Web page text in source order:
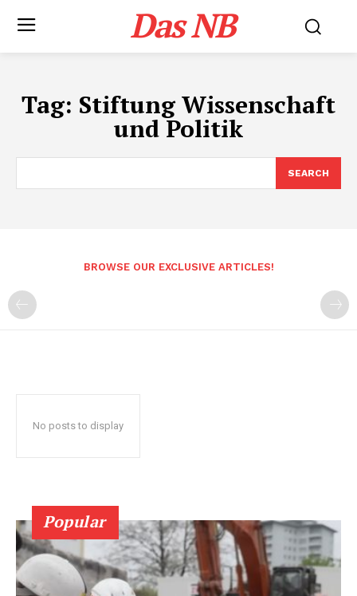
Das NB
Tag: Stiftung Wissenschaft
und Politik
SEARCH
BROWSE OUR EXCLUSIVE ARTICLES!
No posts to display
Popular